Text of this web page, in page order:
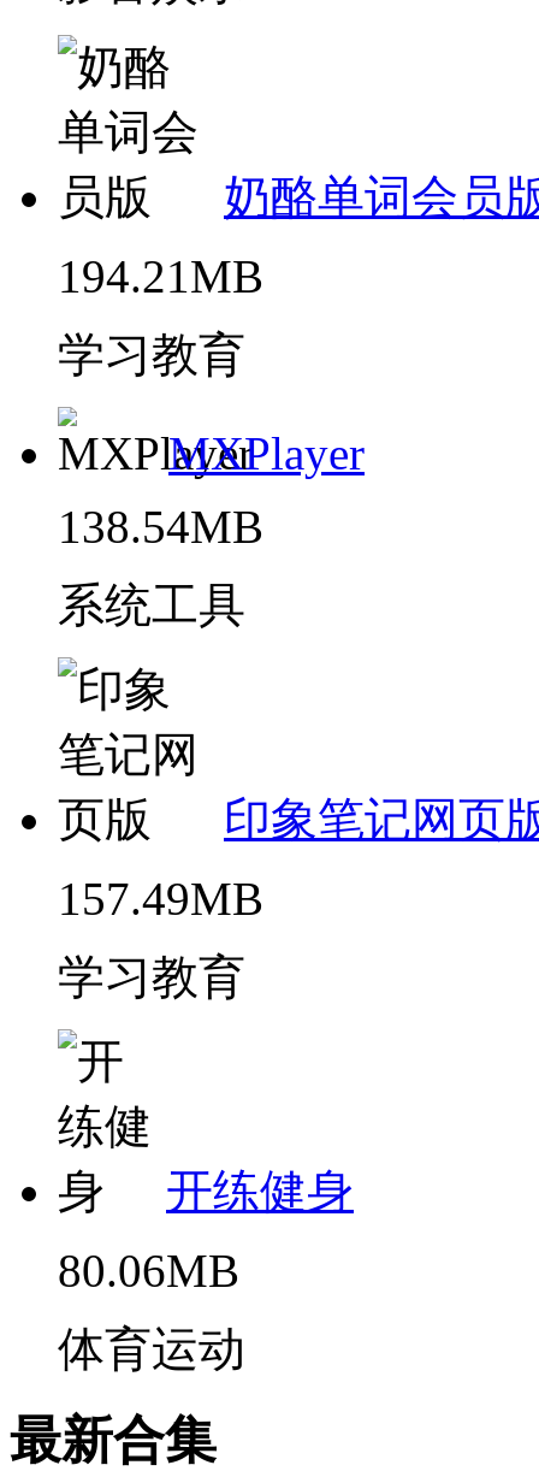
奶酪单词会员
194.21MB
学习教育
MXPlayer
138.54MB
系统工具
印象笔记网页
157.49MB
学习教育
开练健身
80.06MB
体育运动
最新合集